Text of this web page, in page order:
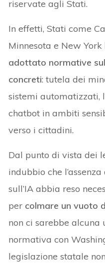
riservate agli Stati.
In effetti, Stati come
Minnesota e New York
adottato normative
concreti: tutela dei
sistemi automatizzati,
chatbot in ambiti
verso i cittadini.
Dal punto di vista dei
indubbio che
sull’IA abbia reso
per colmare un vuoto
non ci sarebbe alcuna
normativa con
legislazione statale